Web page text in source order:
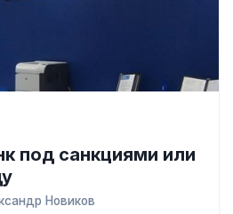
под санкциями или
Новиков